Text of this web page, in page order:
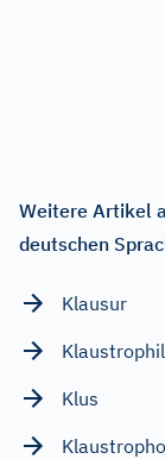
Weitere Artikel
deutschen
Klausur
Klus